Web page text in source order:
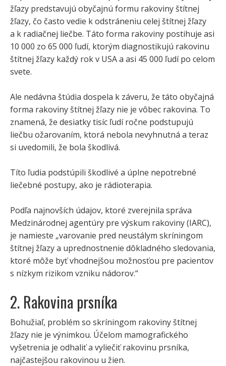
žľazy predstavujú obyčajnú formu rakoviny štítnej
žľazy, čo často vedie k odstráneniu celej štítnej žľazy
a k radiačnej liečbe. Táto forma rakoviny postihuje asi
10 000 zo 65 000 ľudí, ktorým diagnostikujú rakovinu
štítnej žľazy každý rok v USA a asi 45 000 ľudí po celom
svete.
Ale nedávna štúdia dospela k záveru, že táto obyčajná
forma rakoviny štítnej žľazy nie je vôbec rakovina. To
znamená, že desiatky tisíc ľudí ročne podstupujú
liečbu ožarovaním, ktorá nebola nevyhnutná a teraz
si uvedomili, že bola škodlivá.
Títo ľudia podstúpili škodlivé a úplne nepotrebné
liečebné postupy, ako je rádioterapia.
Podľa najnovších údajov, ktoré zverejnila správa
Medzinárodnej agentúry pre výskum rakoviny (IARC),
je namieste „varovanie pred neustálym skríningom
štítnej žľazy a uprednostnenie dôkladného sledovania,
ktoré môže byť vhodnejšou možnosťou pre pacientov
s nízkym rizikom vzniku nádorov.“
2. Rakovina prsníka
Bohužiaľ, problém so skríningom rakoviny štítnej
žľazy nie je výnimkou. Účelom mamografického
vyšetrenia je odhaliť a vyliečiť rakovinu prsníka,
najčastejšou rakovinou u žien.